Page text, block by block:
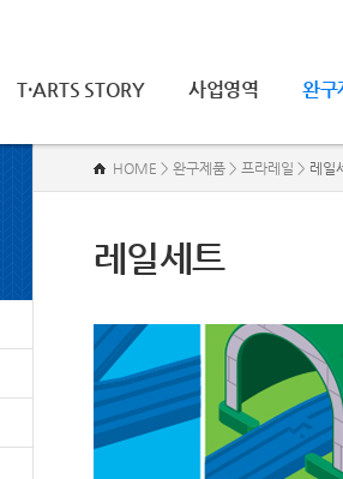
T·ARTS STORY 사업영역 완구
레일세트
HOME > 완구제품 > 프라레일 > 레일